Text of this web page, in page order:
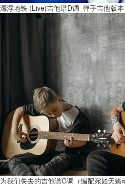
漂浮地铁 (Live)吉他谱D调_弹手吉他版
为我们失去的吉他谱G调（编配宛如天